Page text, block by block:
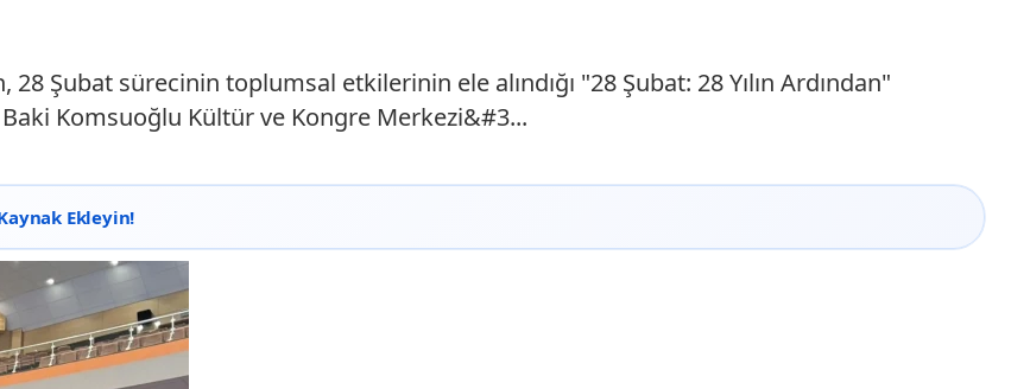
Şubat sürecinin toplumsal etkilerinin ele alındığı "28 Şubat: 28 Yılın Ardından"
Komsuoğlu Kültür ve Kongre Merkezi&#3...
Ekleyin!